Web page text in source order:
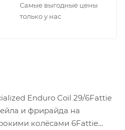
Самые выгодные цены
только у нас
Enduro Coil 29/6Fattie
и фрирайда на
колёсами 6Fattie